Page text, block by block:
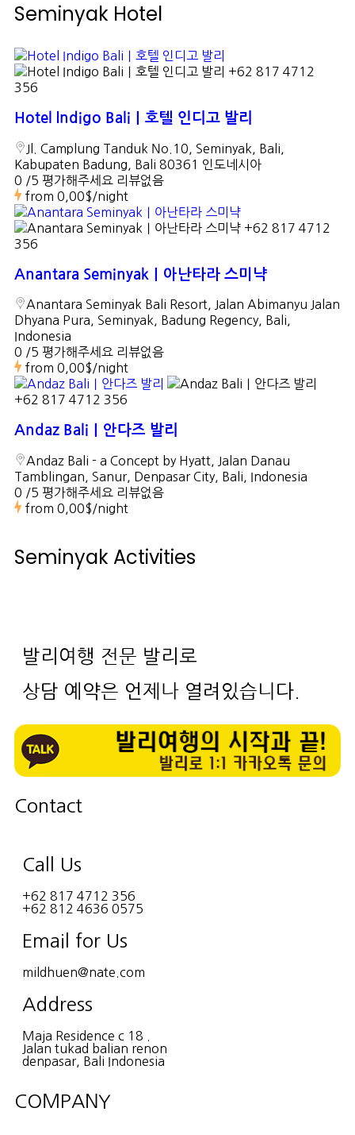
Seminyak Hotel
+62 817 4712
356
Hotel Indigo Bali｜호텔 인디고 발리
Jl. Camplung Tanduk No.10, Seminyak, Bali,
Kabupaten Badung, Bali 80361 인도네시아
0 /5 평가해주세요 리뷰없음
from 0,00$/night
+62 817 4712
356
Anantara Seminyak｜아난타라 스미냑
Anantara Seminyak Bali Resort, Jalan Abimanyu Jalan
Dhyana Pura, Seminyak, Badung Regency, Bali,
Indonesia
0 /5 평가해주세요 리뷰없음
from 0,00$/night
+62 817 4712 356
Andaz Bali｜안다즈 발리
Andaz Bali - a Concept by Hyatt, Jalan Danau
Tamblingan, Sanur, Denpasar City, Bali, Indonesia
0 /5 평가해주세요 리뷰없음
from 0,00$/night
Seminyak Activities
발리여행 전문 발리로
상담 예약은 언제나 열려있습니다.
Contact
Call Us
+62 817 4712 356
+62 812 4636 0575
Email for Us
mildhuen@nate.com
Address
Maja Residence c 18 .
Jalan tukad balian renon
denpasar, Bali Indonesia
COMPANY